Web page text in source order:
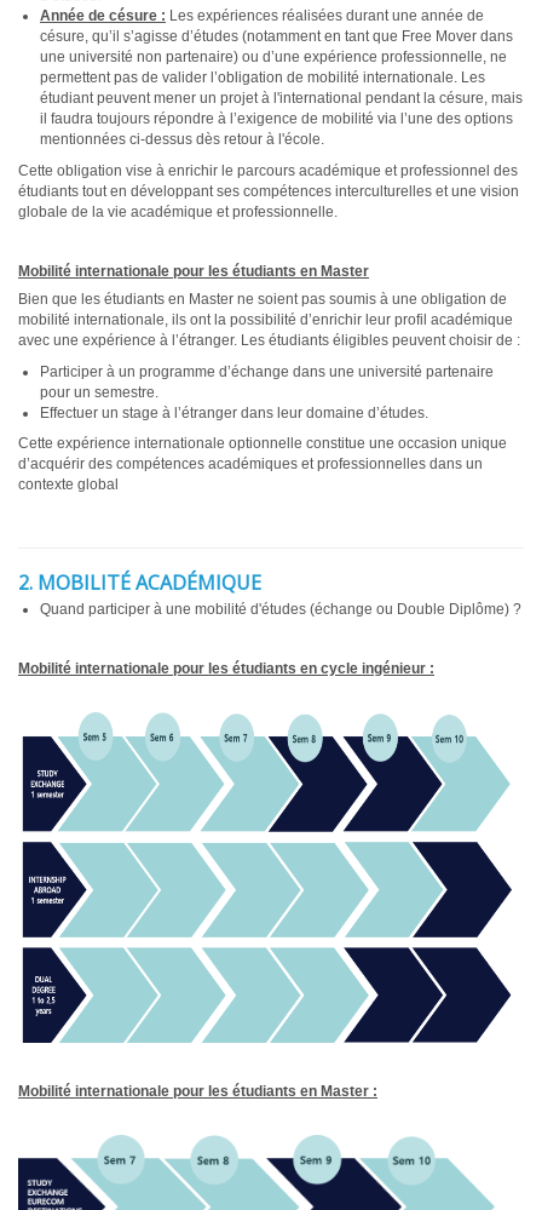
Année de césure : Les expériences réalisées durant une année de
césure, qu’il s’agisse d’études (notamment en tant que Free Mover dans
une université non partenaire) ou d’une expérience professionnelle, ne
permettent pas de valider l’obligation de mobilité internationale. Les
étudiant peuvent mener un projet à l'international pendant la césure, mais
il faudra toujours répondre à l’exigence de mobilité via l’une des options
mentionnées ci-dessus dès retour à l'école.
Cette obligation vise à enrichir le parcours académique et professionnel des
étudiants tout en développant ses compétences interculturelles et une vision
globale de la vie académique et professionnelle.
Mobilité internationale pour les étudiants en Master
Bien que les étudiants en Master ne soient pas soumis à une obligation de
mobilité internationale, ils ont la possibilité d’enrichir leur profil académique
avec une expérience à l’étranger. Les étudiants éligibles peuvent choisir de :
Participer à un programme d’échange dans une université partenaire
pour un semestre.
Effectuer un stage à l’étranger dans leur domaine d’études.
Cette expérience internationale optionnelle constitue une occasion unique
d’acquérir des compétences académiques et professionnelles dans un
contexte global
2. MOBILITÉ ACADÉMIQUE
Quand participer à une mobilité d'études (échange ou Double Diplôme) ?
Mobilité internationale pour les étudiants en cycle ingénieur :
Mobilité internationale pour les étudiants en Master :